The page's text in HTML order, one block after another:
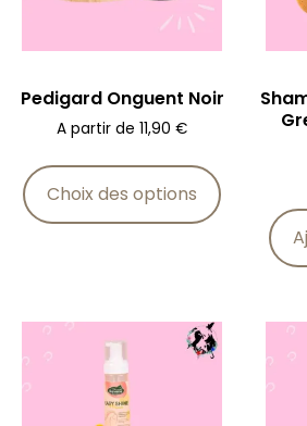
Pedigard Onguent Noir
A partir de 11,90 €
Choix des options